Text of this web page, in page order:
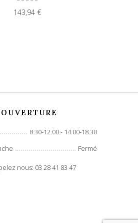
143,94 €
8:30-12:00 - 14:00-18:30
Fermé
nous: 03 28 41 83 47